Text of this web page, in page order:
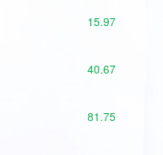
15.97
40.67
81.75